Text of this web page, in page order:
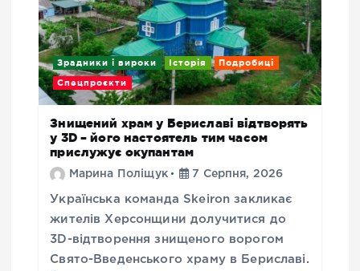
Зрадники і вироки Історія Подробиці
Спецпроєкти
Знищений храм у Бериславі відтворять
у 3D – його настоятель тим часом
прислужує окупантам
Марина Поліщук 7 Серпня, 2026
Українська команда Skeiron закликає
жителів Херсонщини долучитися до
3D-відтворення знищеного ворогом
Свято-Введенського храму в Бериславі.